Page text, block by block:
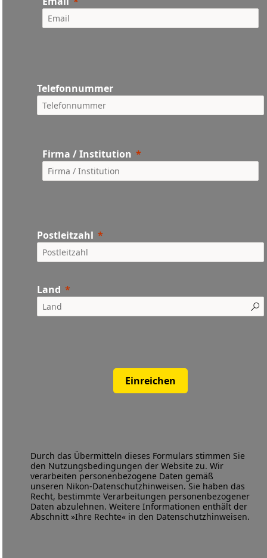
Telefonnummer
Firma / Institution
Postleitzahl
Land
Einreichen
Durch das Übermitteln dieses Formulars stimmen Sie
den Nutzungsbedingungen der Website zu. Wir
verarbeiten personenbezogene Daten gemäß
unseren Nikon-Datenschutzhinweisen. Sie haben das
Recht, bestimmte Verarbeitungen personenbezogener
Daten abzulehnen. Weitere Informationen enthält der
Abschnitt »Ihre Rechte« in den Datenschutzhinweisen.